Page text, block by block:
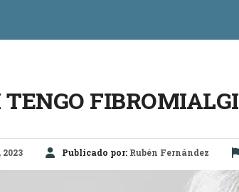
TENGO
2023 Publicado por: Rubén Fernández